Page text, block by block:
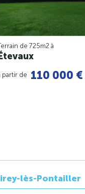
de 725m2 à
Étevaux
partir de 110 000 €
lès-Pontailler